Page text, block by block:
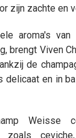
zijn zachte en
aroma's
brengt Viven
de
delicaat en in
Weisse
zoals